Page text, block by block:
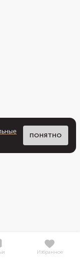
ПОНЯТНО
Избранное